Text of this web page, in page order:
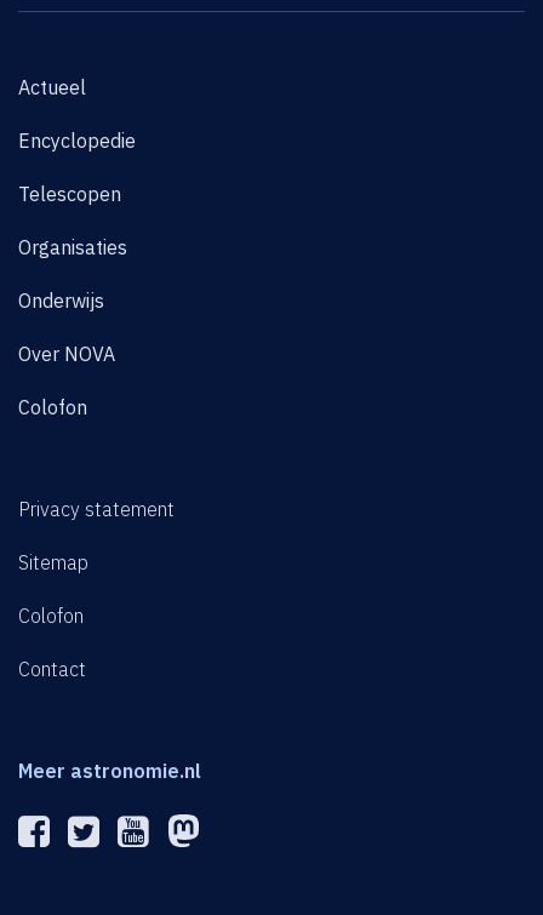
Actueel
Encyclopedie
Telescopen
Organisaties
Onderwijs
Over NOVA
Colofon
Privacy statement
Sitemap
Colofon
Contact
Meer astronomie.nl